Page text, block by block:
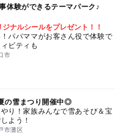
体験ができるテーマパーク♪
ナルシールをプレゼント！！
パパママがお客さん役で体験で
ビティも
市
の雪まつり開催中◎
り！家族みんなで雪あそび＆宝
よう！
市灘区